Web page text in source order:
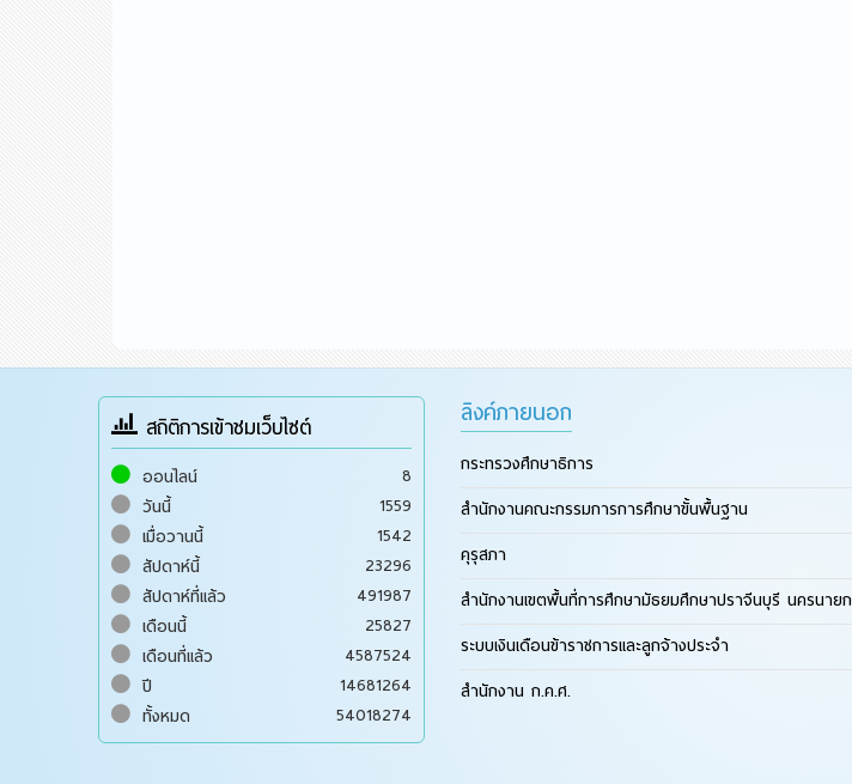
สถิติการเข้าชมเว็บไซต์
ออนไลน์
8
วันนี้
1559
เมื่อวานนี้
1542
สัปดาห์นี้
23296
สัปดาห์ที่แล้ว
491987
เดือนนี้
25827
เดือนที่แล้ว
4587524
ปี
14681264
ทั้งหมด
54018274
ลิงค์ภายนอก
กระทรวงศึกษาธิการ
สำนักงานคณะกรรมการการศึกษาขั้นพื้นฐาน
คุรุสภา
สำนักงานเขตพื้นที่การศึกษามัธยมศึกษาปราจีนบุรี นครนายก
ระบบเงินเดือนข้าราชการและลูกจ้างประจำ
สำนักงาน ก.ค.ศ.